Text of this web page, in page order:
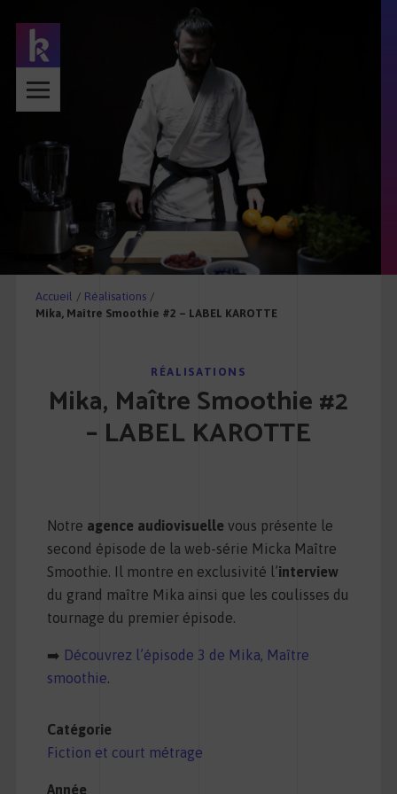
Accueil / Réalisations /
Mika, Maître Smoothie #2 – LABEL KAROTTE
RÉALISATIONS
Mika, Maître Smoothie #2
– LABEL KAROTTE
Notre agence audiovisuelle vous présente le
second épisode de la web-série Micka Maître
Smoothie. Il montre en exclusivité l’interview
du grand maître Mika ainsi que les coulisses du
tournage du premier épisode.
➡️ Découvrez l’épisode 3 de Mika, Maître
smoothie.
Catégorie
Fiction et court métrage
Année